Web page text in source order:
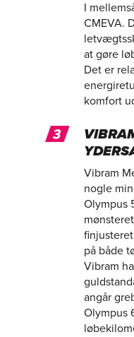
I
CMEVA.
at gøre
Det er
komfort
Vibram
nogle
Olympus
på både
Vibram
angår
Olympus